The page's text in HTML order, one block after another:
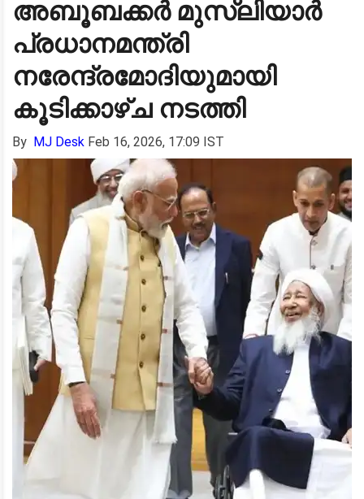
അബൂബക്കർ മുസ്ലിയാർ
പ്രധാനമന്ത്രി
നരേന്ദ്രമോദിയുമായി
കൂടിക്കാഴ്ച നടത്തി
By MJ Desk Feb 16, 2026, 17:09 IST